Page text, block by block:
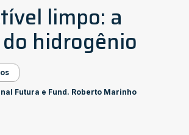
limpo: a
hidrogênio
Futura e Fund. Roberto Marinho